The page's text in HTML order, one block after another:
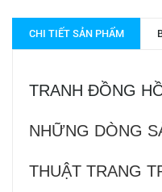
CHI TIẾT SẢN PHẨM
TRANH ĐỒNG
NHỮNG DÒNG
THUẬT TRANG